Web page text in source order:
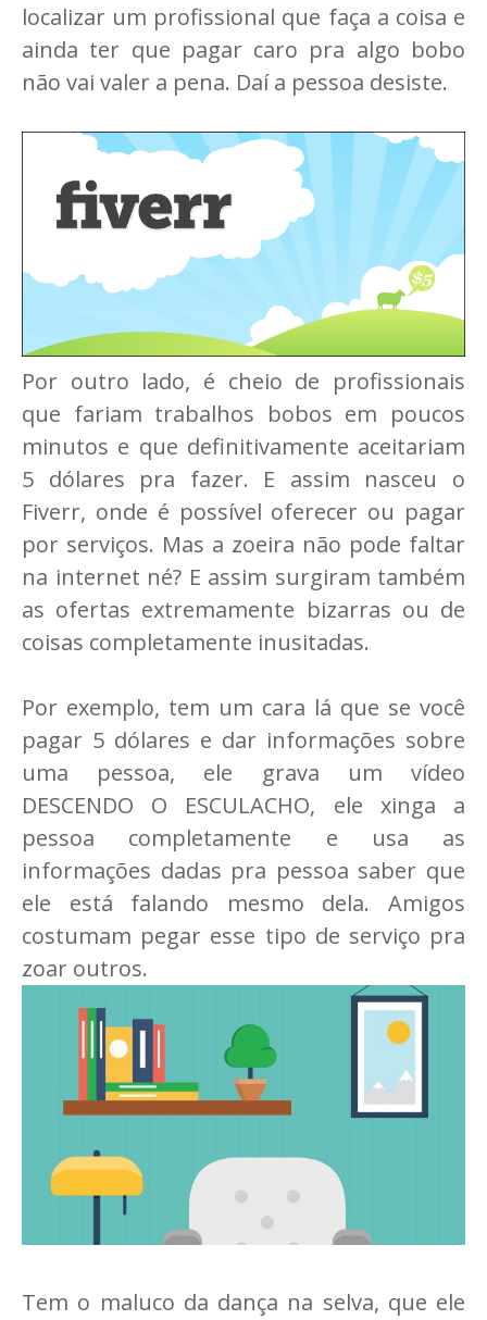
localizar um profissional que faça a coisa e
ainda ter que pagar caro pra algo bobo
não vai valer a pena. Daí a pessoa desiste.
Por outro lado, é cheio de profissionais
que fariam trabalhos bobos em poucos
minutos e que definitivamente aceitariam
5 dólares pra fazer. E assim nasceu o
Fiverr, onde é possível oferecer ou pagar
por serviços. Mas a zoeira não pode faltar
na internet né? E assim surgiram também
as ofertas extremamente bizarras ou de
coisas completamente inusitadas.
Por exemplo, tem um cara lá que se você
pagar 5 dólares e dar informações sobre
uma pessoa, ele grava um vídeo
DESCENDO O ESCULACHO, ele xinga a
pessoa completamente e usa as
informações dadas pra pessoa saber que
ele está falando mesmo dela. Amigos
costumam pegar esse tipo de serviço pra
zoar outros.
Tem o maluco da dança na selva, que ele